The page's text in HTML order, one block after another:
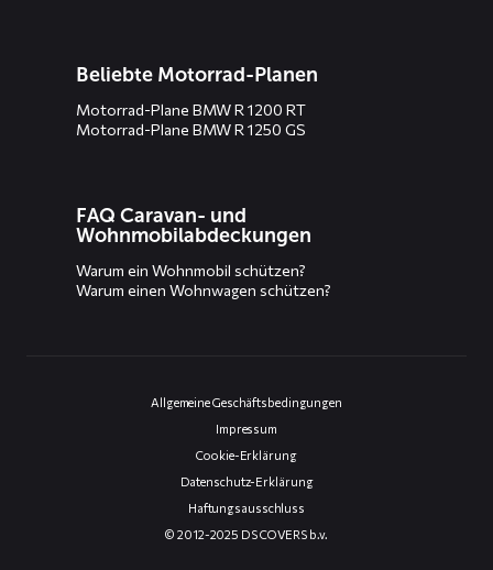
Beliebte Motorrad-Planen
Motorrad-Plane BMW R 1200 RT
Motorrad-Plane BMW R 1250 GS
FAQ Caravan- und
Wohnmobilabdeckungen
Warum ein Wohnmobil schützen?
Warum einen Wohnwagen schützen?
Allgemeine Geschäftsbedingungen
Impressum
Cookie-Erklärung
Datenschutz-Erklärung
Haftungsausschluss
© 2012-2025 DS COVERS b.v.